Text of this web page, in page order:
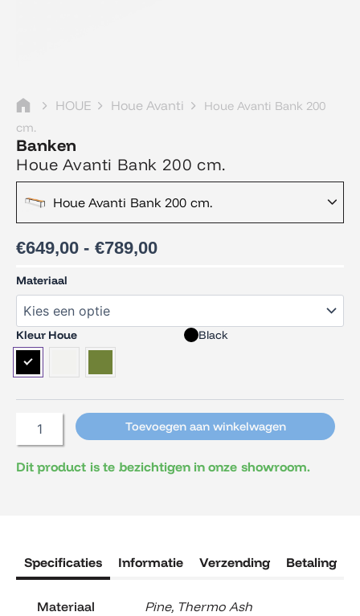
HOUE Houe Avanti
Houe Avanti Bank 200
cm.
Banken
Houe Avanti Bank 200 cm.
Houe Avanti Bank 200 cm.
€649,00 - €789,00
Prijsklasse:
€649,00
tot
€789,00
Materiaal
Kleur Houe Black
Houe
Avanti
Bank
200
cm.
aantal
Toevoegen aan winkelwagen
Dit product is te bezichtigen in onze showroom.
Specificaties Informatie Verzending Betaling
Materiaal Pine, Thermo Ash